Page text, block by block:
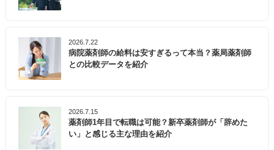
2026.7.22
病院薬剤師の給料は安すぎるって本当？薬局薬剤師
との比較データを紹介
2026.7.15
薬剤師1年目で転職は可能？新卒薬剤師が「辞めた
い」と感じる主な理由を紹介